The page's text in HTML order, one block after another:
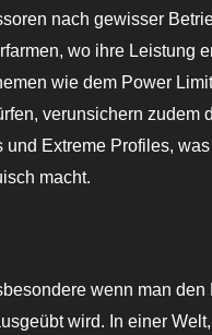
nach gewisser
wo ihre Leistung
wie dem Power
verunsichern zudem
Extreme Profiles,
macht.
wenn man den
wird. In einer